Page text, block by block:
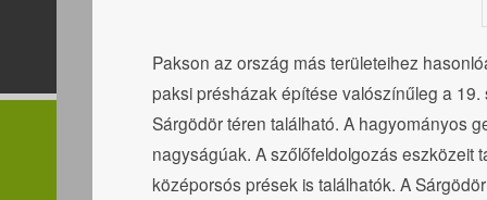
Pakson az ország más területeihez
paksi présházak építése valószínűleg a
Sárgödör téren található. A hagyományos
nagyságúak. A szőlőfeldolgozás eszközeit
középorsós prések is találhatók. A